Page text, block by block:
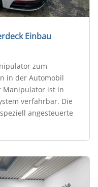
Einbau
zum
in der Automobil
Manipulator ist in
verfahrbar. Die
angesteuerte